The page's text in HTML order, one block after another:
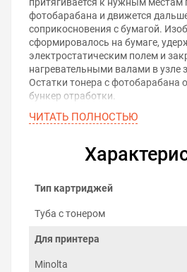
фотобарабана и движется
соприкосновения с бумагой.
сформировалось на бумаге,
электростатическим полем и
нагревательными валами в узле
Остатки тонера с фотобарабана
бункер отработки.
ЧИТАТЬ ПОЛНОСТЬЮ
Тип картриджей
Туба с тонером
Для принтера
Minolta